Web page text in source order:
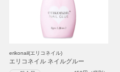
erikonail(エリコネイル)
エリコネイル ネイルグルー